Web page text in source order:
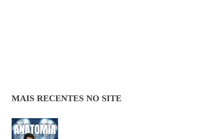
MAIS RECENTES NO SITE